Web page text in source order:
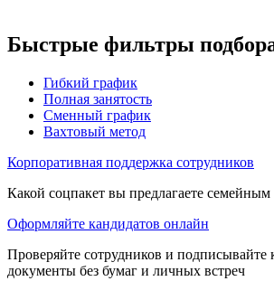
Быстрые фильтры
Гибкий график
Полная занятость
Сменный график
Вахтовый метод
Корпоративная поддержка сотрудников
Какой соцпакет вы предлагаете семейным
Оформляйте кандидатов онлайн
Проверяйте сотрудников и подписывайте
документы без бумаг и личных встреч